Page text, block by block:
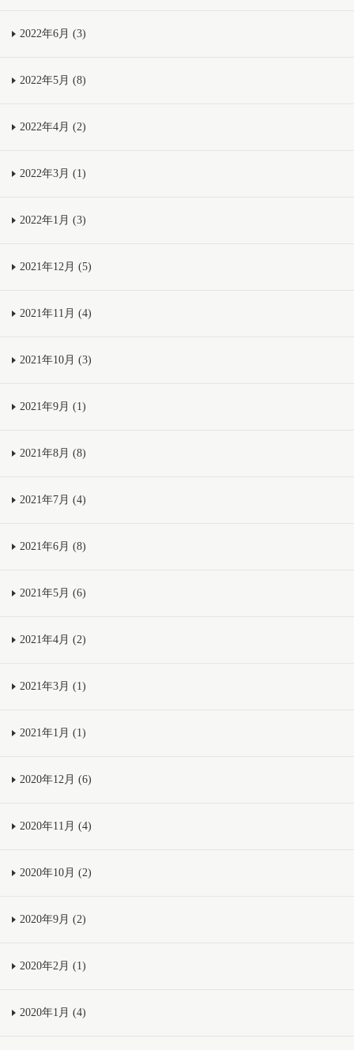
2022年6月 (3)
2022年5月 (8)
2022年4月 (2)
2022年3月 (1)
2022年1月 (3)
2021年12月 (5)
2021年11月 (4)
2021年10月 (3)
2021年9月 (1)
2021年8月 (8)
2021年7月 (4)
2021年6月 (8)
2021年5月 (6)
2021年4月 (2)
2021年3月 (1)
2021年1月 (1)
2020年12月 (6)
2020年11月 (4)
2020年10月 (2)
2020年9月 (2)
2020年2月 (1)
2020年1月 (4)